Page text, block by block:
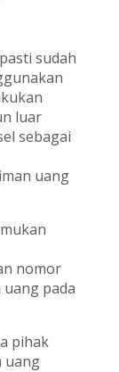
sudah
luar
sebagai
uang
nomor
pada
pihak
uang